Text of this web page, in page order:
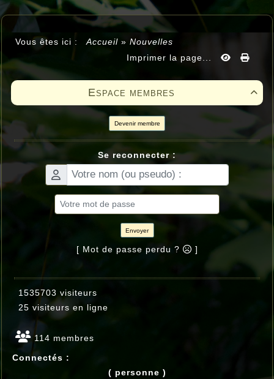
Vous êtes ici : Accueil » Nouvelles
Imprimer la page...

Espace membres
Devenir membre
Se reconnecter :
Envoyer
[ Mot de passe perdu ? ]
1535703 visiteurs
25 visiteurs en ligne
114 membres
Connectés :
( personne )